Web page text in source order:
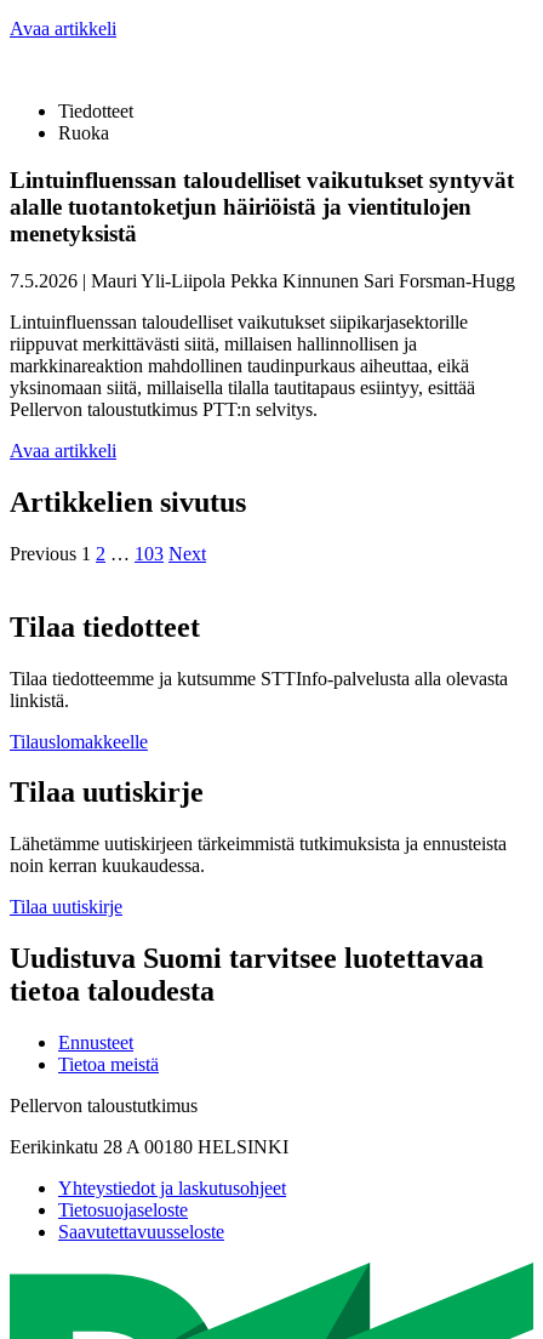
Avaa artikkeli
Tiedotteet
Ruoka
Lintuinfluenssan taloudelliset vaikutukset syntyvät
alalle tuotantoketjun häiriöistä ja vientitulojen
menetyksistä
7.5.2026 | Mauri Yli-Liipola Pekka Kinnunen Sari Forsman-Hugg
Lintuinfluenssan taloudelliset vaikutukset siipikarjasektorille
riippuvat merkittävästi siitä, millaisen hallinnollisen ja
markkinareaktion mahdollinen taudinpurkaus aiheuttaa, eikä
yksinomaan siitä, millaisella tilalla tautitapaus esiintyy, esittää
Pellervon taloustutkimus PTT:n selvitys.
Avaa artikkeli
Artikkelien sivutus
Previous 1 2 … 103 Next
Tilaa tiedotteet
Tilaa tiedotteemme ja kutsumme STTInfo-palvelusta alla olevasta
linkistä.
Tilauslomakkeelle
Tilaa uutiskirje
Lähetämme uutiskirjeen tärkeimmistä tutkimuksista ja ennusteista
noin kerran kuukaudessa.
Tilaa uutiskirje
Uudistuva Suomi tarvitsee luotettavaa
tietoa taloudesta
Ennusteet
Tietoa meistä
Pellervon taloustutkimus
Eerikinkatu 28 A 00180 HELSINKI
Yhteystiedot ja laskutusohjeet
Tietosuojaseloste
Saavutettavuusseloste